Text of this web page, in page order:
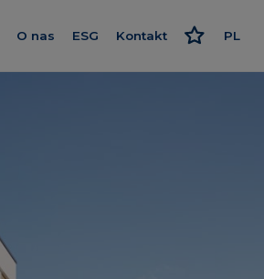
O nas
Poznaj nas
ESG
Odpowiedzialne
Kontakt PL
EN